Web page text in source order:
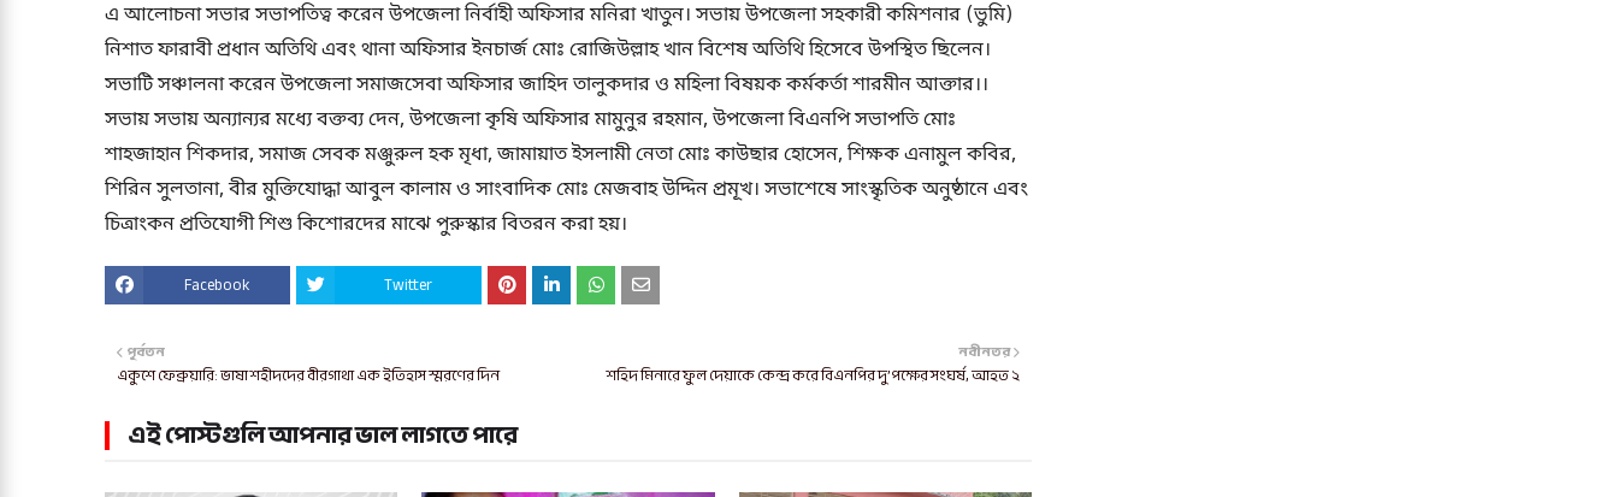
এ আলোচনা সভার সভাপতিত্ব করেন উপজেলা নির্বাহী অফিসার মনিরা খাতুন। সভায় উপজেলা সহকারী কমিশনার (ভুমি)
নিশাত ফারাবী প্রধান অতিথি এবং থানা অফিসার ইনচার্জ মোঃ রোজিউল্লাহ খান বিশেষ অতিথি হিসেবে উপস্থিত ছিলেন।
সভাটি সঞ্চালনা করেন উপজেলা সমাজসেবা অফিসার জাহিদ তালুকদার ও মহিলা বিষয়ক কর্মকর্তা শারমীন আক্তার।।
সভায় সভায় অন্যান্যর মধ্যে বক্তব্য দেন, উপজেলা কৃষি অফিসার মামুনুর রহমান, উপজেলা বিএনপি সভাপতি মোঃ
শাহজাহান শিকদার, সমাজ সেবক মঞ্জুরুল হক মৃধা, জামায়াত ইসলামী নেতা মোঃ কাউছার হোসেন, শিক্ষক এনামুল কবির,
শিরিন সুলতানা, বীর মুক্তিযোদ্ধা আবুল কালাম ও সাংবাদিক মোঃ মেজবাহ উদ্দিন প্রমূখ। সভাশেষে সাংস্কৃতিক অনুষ্ঠানে এবং
চিত্রাংকন প্রতিযোগী শিশু কিশোরদের মাঝে পুরুস্কার বিতরন করা হয়।
Facebook Twitter
নবীনতর
শহিদ মিনারে ফুল দেয়াকে কেন্দ্র করে বিএনপির দু’পক্ষের সংঘর্ষ, আহত ২
পূর্বতন
একুশে ফেব্রুয়ারি: ভাষা শহীদদের বীরগাথা এক ইতিহাস স্মরণের দিন
এই পোস্টগুলি আপনার ভাল লাগতে পারে